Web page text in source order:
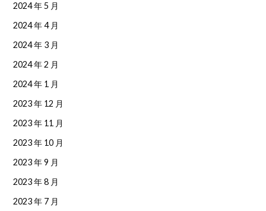
2024 年 5 月
2024 年 4 月
2024 年 3 月
2024 年 2 月
2024 年 1 月
2023 年 12 月
2023 年 11 月
2023 年 10 月
2023 年 9 月
2023 年 8 月
2023 年 7 月